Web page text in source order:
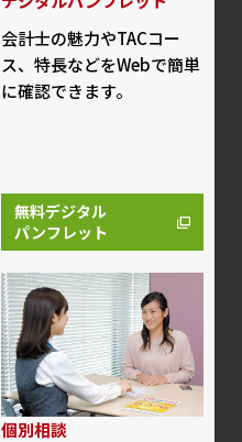
会計士の魅力やTACコー
ス、特長などをWebで簡単
に確認できます。
無料デジタル
パンフレット
個別相談